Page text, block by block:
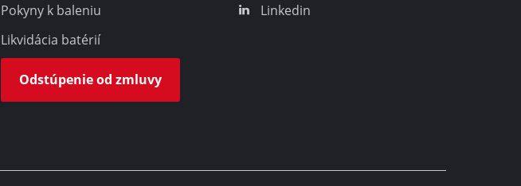
Pokyny k baleniu
Likvidácia batérií
Odstúpenie od zmluvy
Linkedin